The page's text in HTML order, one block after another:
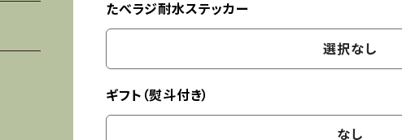
たべラジ耐水ステッカー
選択なし
ギフト（熨斗付き）
なし